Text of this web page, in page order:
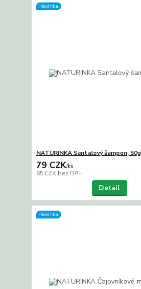
Novinka
NATURINKA Santalový šampon, 50g
79 CZK/ks
65 CZK bez DPH
Detail
Novinka